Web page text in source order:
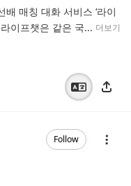
매칭 대화 서비스 ‘라이
이프챗은 같은 국... 더보기
Follow